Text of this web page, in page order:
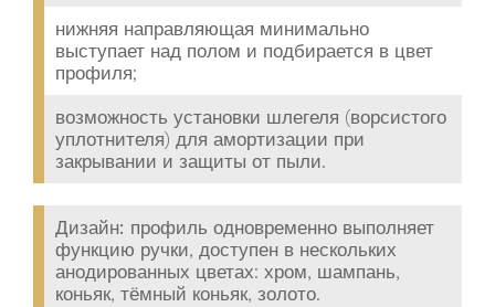
нижняя направляющая минимально
выступает над полом и подбирается в цвет
профиля;
возможность установки шлегеля (ворсистого
уплотнителя) для амортизации при
закрывании и защиты от пыли.
Дизайн: профиль одновременно выполняет
функцию ручки, доступен в нескольких
анодированных цветах: хром, шампань,
коньяк, тёмный коньяк, золото.